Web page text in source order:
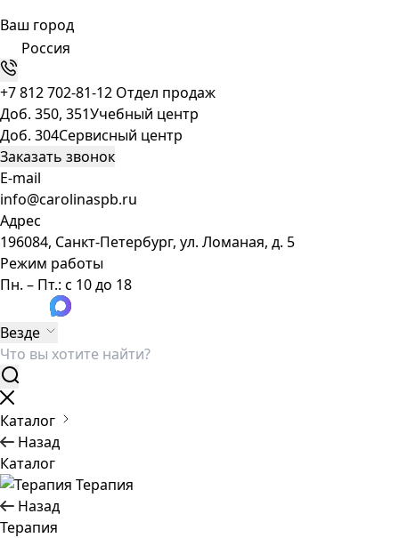
Ваш город
Россия
+7 812 702-81-12 Отдел продаж
Доб. 350, 351Учебный центр
Доб. 304Сервисный центр
Заказать звонок
E-mail
info@carolinaspb.ru
Адрес
196084, Санкт-Петербург, ул. Ломаная, д. 5
Режим работы
Пн. – Пт.: с 10 до 18
Везде
Каталог
Назад
Каталог
Терапия
Назад
Терапия